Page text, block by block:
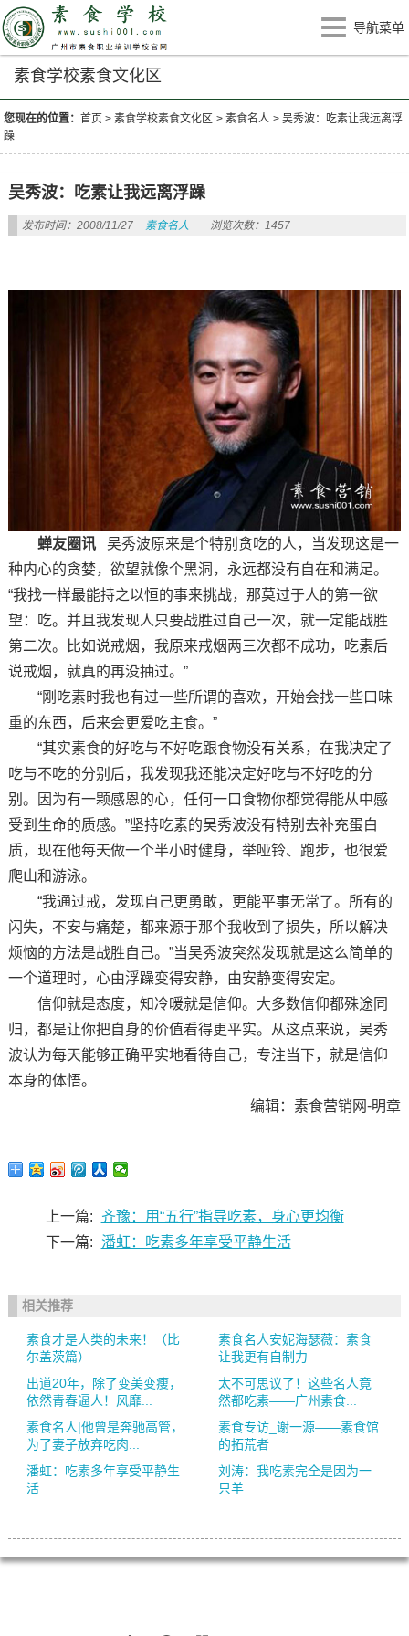
导航菜单
素食学校素食文化区
您现在的位置：首页 >素食学校素食文化区 >素食名人 >吴秀波：吃素让我远离浮
躁
吴秀波：吃素让我远离浮躁
发布时间：2008/11/27 素食名人 浏览次数：1457
蝉友圈讯
吴秀波原来是个特别贪吃的人，当发现这是一
种内心的贪婪，欲望就像个黑洞，永远都没有自在和满足。
“我找一样最能持之以恒的事来挑战，那莫过于人的第一欲
望：吃。并且我发现人只要战胜过自己一次，就一定能战胜
第二次。比如说戒烟，我原来戒烟两三次都不成功，吃素后
说戒烟，就真的再没抽过。”
“刚吃素时我也有过一些所谓的喜欢，开始会找一些口味
重的东西，后来会更爱吃主食。”
“其实素食的好吃与不好吃跟食物没有关系，在我决定了
吃与不吃的分别后，我发现我还能决定好吃与不好吃的分
别。因为有一颗感恩的心，任何一口食物你都觉得能从中感
受到生命的质感。”坚持吃素的吴秀波没有特别去补充蛋白
质，现在他每天做一个半小时健身，举哑铃、跑步，也很爱
爬山和游泳。
“我通过戒，发现自己更勇敢，更能平事无常了。所有的
闪失，不安与痛楚，都来源于那个我收到了损失，所以解决
烦恼的方法是战胜自己。”当吴秀波突然发现就是这么简单的
一个道理时，心由浮躁变得安静，由安静变得安定。
信仰就是态度，知冷暖就是信仰。大多数信仰都殊途同
归，都是让你把自身的价值看得更平实。从这点来说，吴秀
波认为每天能够正确平实地看待自己，专注当下，就是信仰
本身的体悟。
编辑：素食营销网-明章
上一篇:
齐豫：用“五行”指导吃素，身心更均衡
下一篇:
潘虹：吃素多年享受平静生活
相关推荐
素食才是人类的未来！（比
尔盖茨篇）
素食名人安妮海瑟薇：素食
让我更有自制力
出道20年，除了变美变瘦，
依然青春逼人！风靡...
太不可思议了！这些名人竟
然都吃素——广州素食...
素食名人|他曾是奔驰高管，
为了妻子放弃吃肉...
素食专访_谢一源——素食馆
的拓荒者
潘虹：吃素多年享受平静生
活
刘涛：我吃素完全是因为一
只羊